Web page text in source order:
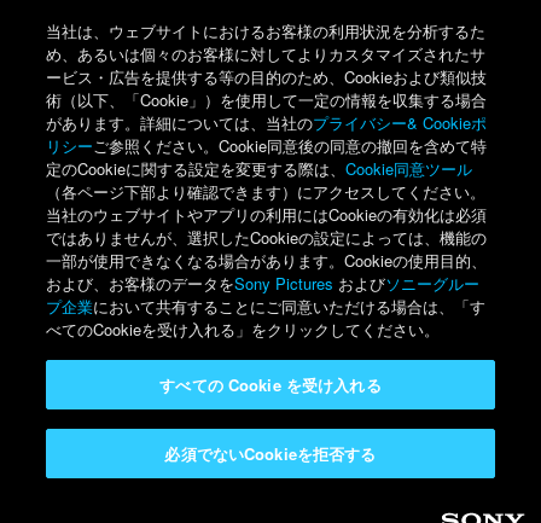
当社は、ウェブサイトにおけるお客様の利用状況を分析するた
め、あるいは個々のお客様に対してよりカスタマイズされたサ
ービス・広告を提供する等の目的のため、Cookieおよび類似技
術（以下、「Cookie」）を使用して一定の情報を収集する場合
があります。詳細については、当社のプライバシー& Cookieポ
リシーご参照ください。Cookie同意後の同意の撤回を含めて特
定のCookieに関する設定を変更する際は、Cookie同意ツール
（各ページ下部より確認できます）にアクセスしてください。
当社のウェブサイトやアプリの利用にはCookieの有効化は必須
ではありませんが、選択したCookieの設定によっては、機能の
一部が使用できなくなる場合があります。Cookieの使用目的、
および、お客様のデータをSony Pictures およびソニーグルー
プ企業において共有することにご同意いただける場合は、「す
べてのCookieを受け入れる」をクリックしてください。
必須でないCookieを拒否する
すべての Cookie を受け入れる